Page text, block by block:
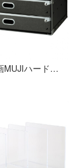
良品計画MUJIハードペーパーボックス/引き出し2個黒